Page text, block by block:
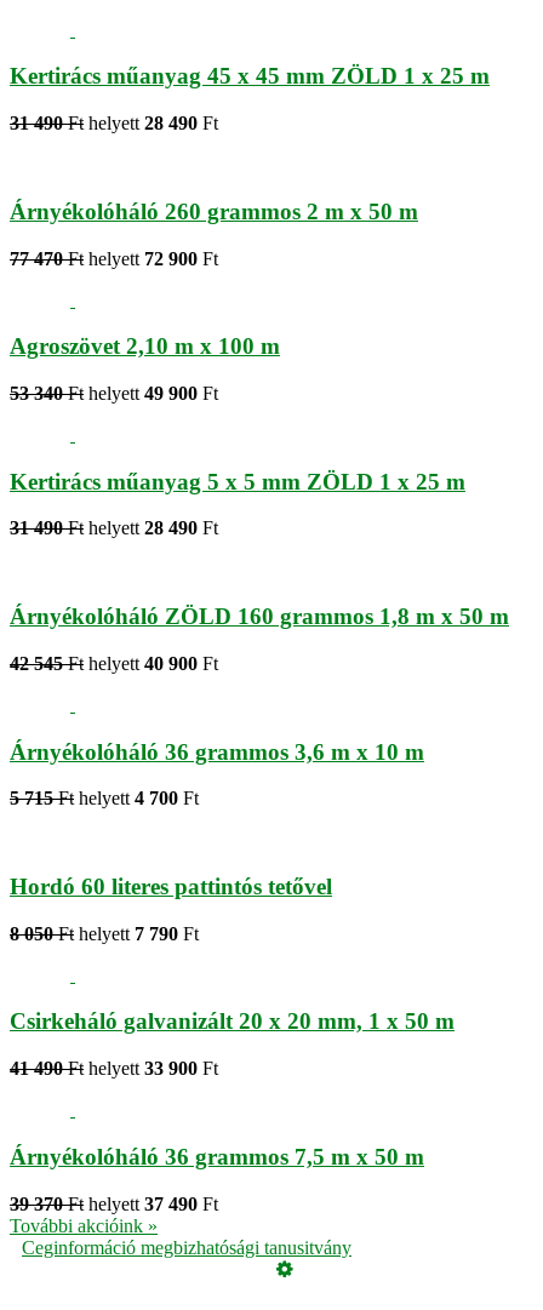
Kertirács műanyag 45 x 45 mm ZÖLD 1 x 25 m
31 490 Ft helyett 28 490 Ft
Árnyékolóháló 260 grammos 2 m x 50 m
77 470 Ft helyett 72 900 Ft
Agroszövet 2,10 m x 100 m
53 340 Ft helyett 49 900 Ft
Kertirács műanyag 5 x 5 mm ZÖLD 1 x 25 m
31 490 Fthelyett28 490 Ft
Árnyékolóháló ZÖLD 160 grammos 1,8 m x 50 m
42 545 Ft helyett 40 900 Ft
Árnyékolóháló 36 grammos 3,6 m x 10 m
5 715 Ft helyett 4 700 Ft
Hordó 60 literes pattintós tetővel
8 050 Ft helyett 7 790 Ft
Csirkeháló galvanizált 20 x 20 mm, 1 x 50 m
41 490 Ft helyett 33 900 Ft
Árnyékolóháló 36 grammos 7,5 m x 50 m
39 370 Ft helyett 37 490 Ft
További akcióink »
Ceginformáció megbizhatósági tanusitvány